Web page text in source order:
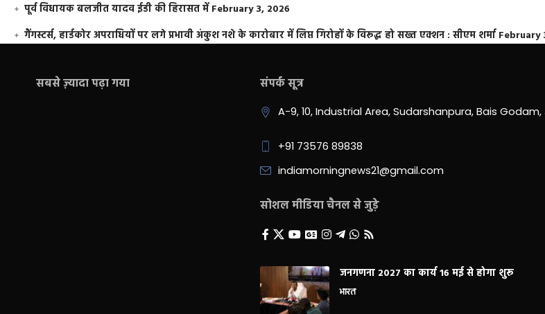
पूर्व विधायक बलजीत यादव ईडी की हिरासत में February 3, 2026
गैंगस्टर्स, हार्डकोर अपराधियों पर लगे प्रभावी अंकुश नशे के कारोबार में लिप्त गिरोहों के विरूद्ध हो सख्त एक्शन : सीएम शर्मा February
सबसे ज़्यादा पढ़ा गया संपर्क सूत्र
A-9, 10, Industrial Area, Sudarshanpura, Bais
+91 73576 89838
indiamorningnews21@gmail.com
सोशल मीडिया चैनल से जुड़े
जनगणना 2027 का कार्य 16 मई से होगा शुरू
भारत